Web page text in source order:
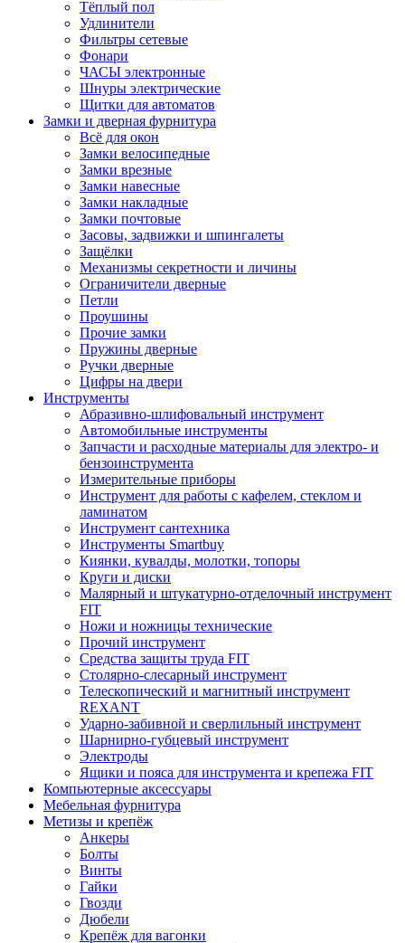
Тёплый пол
Удлинители
Фильтры сетевые
Фонари
ЧАСЫ электронные
Шнуры электрические
Щитки для автоматов
Замки и дверная фурнитура
Всё для окон
Замки велосипедные
Замки врезные
Замки навесные
Замки накладные
Замки почтовые
Засовы, задвижки и шпингалеты
Защёлки
Механизмы секретности и личины
Ограничители дверные
Петли
Проушины
Прочие замки
Пружины дверные
Ручки дверные
Цифры на двери
Инструменты
Абразивно-шлифовальный инструмент
Автомобильные инструменты
Запчасти и расходные материалы для электро- и
бензоинструмента
Измерительные приборы
Инструмент для работы с кафелем, стеклом и
ламинатом
Инструмент сантехника
Инструменты Smartbuy
Киянки, кувалды, молотки, топоры
Круги и диски
Малярный и штукатурно-отделочный инструмент
FIT
Ножи и ножницы технические
Прочий инструмент
Средства защиты труда FIT
Столярно-слесарный инструмент
Телескопический и магнитный инструмент
REXANT
Ударно-забивной и сверлильный инструмент
Шарнирно-губцевый инструмент
Электроды
Ящики и пояса для инструмента и крепежа FIT
Компьютерные аксессуары
Мебельная фурнитура
Метизы и крепёж
Анкеры
Болты
Винты
Гайки
Гвозди
Дюбели
Крепёж для вагонки